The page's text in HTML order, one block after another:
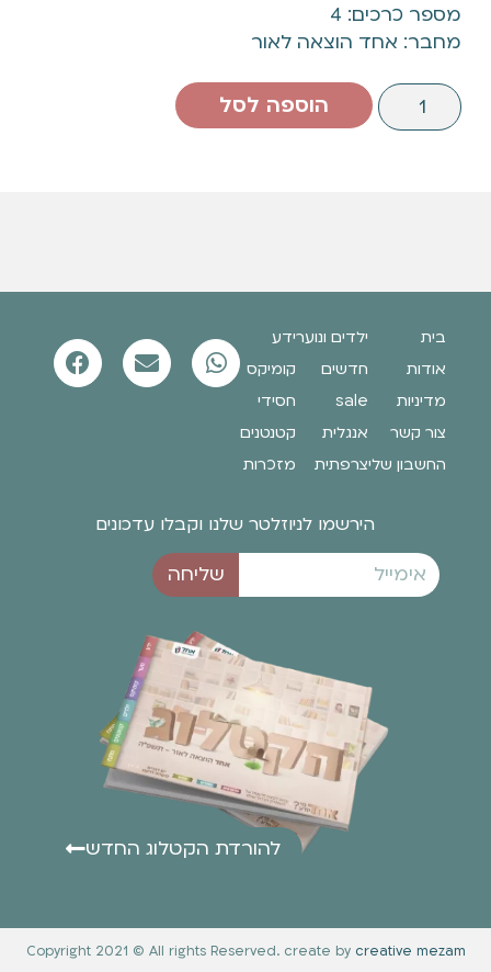
מספר כרכים: 4
מחבר: אחד הוצאה לאור
הוספה לסל
בית
אודות
מדיניות
צור קשר
החשבון שלי
ילדים ונוער
חדשים
sale
אנגלית
צרפתית
ידע
קומיקס
חסידי
קטנטנים
מזכרות
הירשמו לניוזלטר שלנו וקבלו עדכונים
שליחה
להורדת הקטלוג החדש
Copyright 2021 © All rights Reserved. create by creative mezam